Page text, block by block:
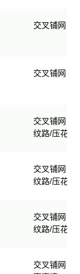
交叉铺网；
交叉铺网；
交叉铺网；
纹路/压花
交叉铺网；
纹路/压花
交叉铺网；
纹路/压花
交叉铺网；